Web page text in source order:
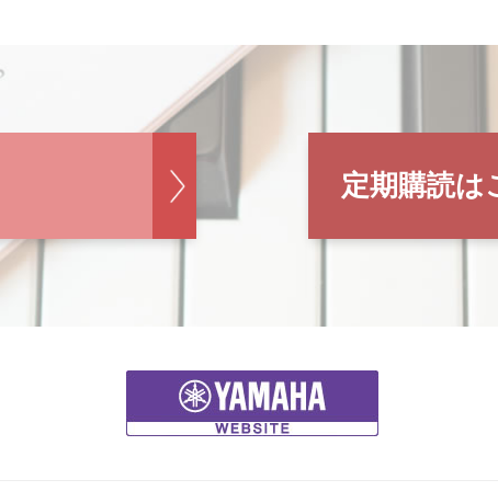
定期購読は